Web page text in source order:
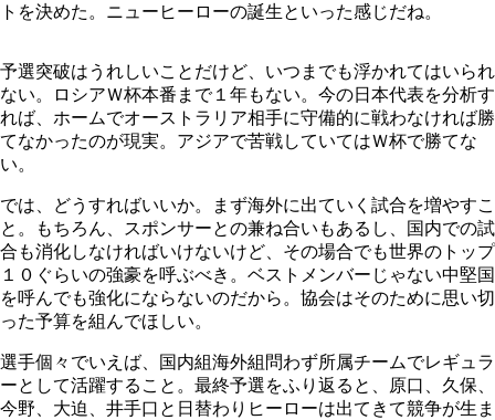
トを決めた。ニューヒーローの誕生といった感じだね。
予選突破はうれしいことだけど、いつまでも浮かれてはいられ
ない。ロシアＷ杯本番まで１年もない。今の日本代表を分析す
れば、ホームでオーストラリア相手に守備的に戦わなければ勝
てなかったのが現実。アジアで苦戦していてはＷ杯で勝てな
い。
では、どうすればいいか。まず海外に出ていく試合を増やすこ
と。もちろん、スポンサーとの兼ね合いもあるし、国内での試
合も消化しなければいけないけど、その場合でも世界のトップ
１０ぐらいの強豪を呼ぶべき。ベストメンバーじゃない中堅国
を呼んでも強化にならないのだから。協会はそのために思い切
った予算を組んでほしい。
選手個々でいえば、国内組海外組問わず所属チームでレギュラ
ーとして活躍すること。最終予選をふり返ると、原口、久保、
今野、大迫、井手口と日替わりヒーローは出てきて競争が生ま